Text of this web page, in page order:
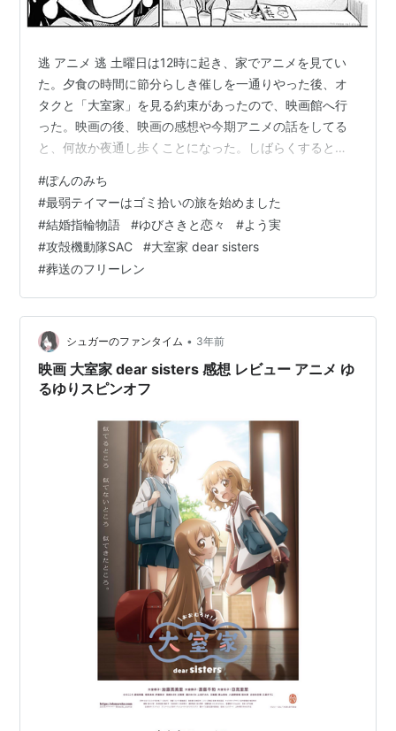
逃 アニメ 逃 土曜日は12時に起き、家でアニメを見てい
た。夕食の時間に節分らしき催しを一通りやった後、オ
タクと「大室家」を見る約束があったので、映画館へ行
った。映画の後、映画の感想や今期アニメの話をしてる
と、何故か夜通し歩くことになった。しばらくすると、
渋ったが、何故か5時過ぎに電車に乗っており、ネットで
ハイキング初心者におすすめ、と紹介されている山に着
いていた。山を登ってしばらくすると雪が降ってきた。
たまに後ろを振り返ると、まさに銀世界と呼ばれるよう
な綺麗な景色を見ることができ、非常に気分が良かっ
た。歩行中は疲労を紛らわすために滅多にしない…
#ぽんのみち
#最弱テイマーはゴミ拾いの旅を始めました
#結婚指輪物語 #ゆびさきと恋々 #よう実
#攻殻機動隊SAC #大室家 dear sisters
#葬送のフリーレン
シュガーのファンタイム • 3年前
映画 大室家 dear sisters 感想 レビュー アニメ ゆ
るゆりスピンオフ